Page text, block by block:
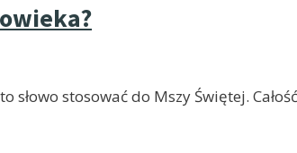
stosować do Mszy Świętej.